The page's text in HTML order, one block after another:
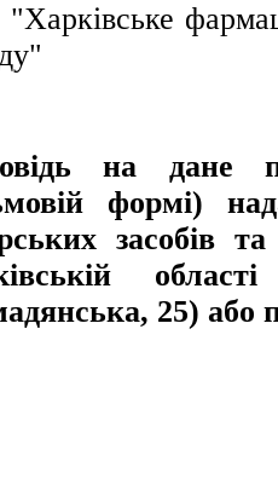
на дане
формі)
засобів
25) або